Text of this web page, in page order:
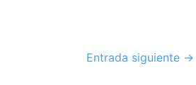
Entrada siguiente →